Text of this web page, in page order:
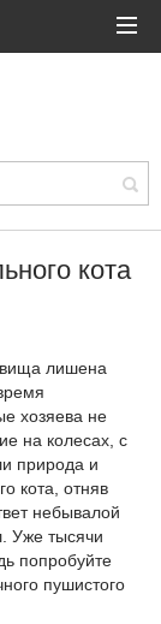
кота
лишена
хозяева не
на колесах, с
природа и
кота, отняв
небывалой
Уже тысячи
попробуйте
пушистого